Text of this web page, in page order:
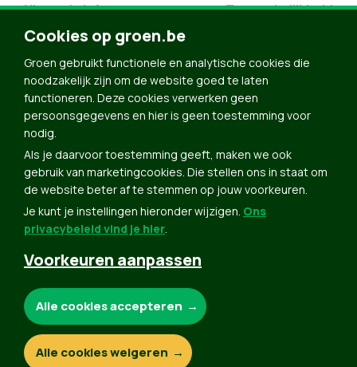
Nieuwsbrief
Doe Mee
Contact
Groen in je buurt
Meldpunt
Toegankelijkheid
Word lid
Agenda
Bekijk kalender
Verleng je lidmaatschap
Programma oktober 2024
Programma juni 2024
Downloads
Webshop
Cookies op groen.be
Groen gebruikt functionele en analytische cookies die
noodzakelijk zijn om de website goed te laten
functioneren. Deze cookies verwerken geen
persoonsgegevens en hier is geen toestemming voor
nodig.
Als je daarvoor toestemming geeft, maken we ook
gebruik van marketingcookies. Die stellen ons in staat om
de website beter af te stemmen op jouw voorkeuren.
Je kunt je instellingen hieronder wijzigen. Ons
privacybeleid vind je hier.
Voorkeuren aanpassen
Analytische cookies:
Alle cookies accepteren
Alle cookies weigeren